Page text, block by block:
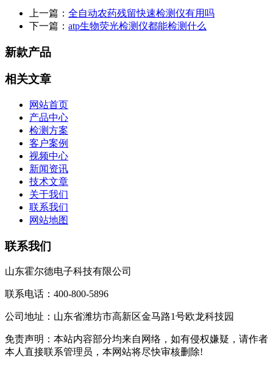
上一篇： 全自动农药残留快速检测仪有用吗
下一篇： atp生物荧光检测仪都能检测什么
新款产品
相关文章
网站首页
产品中心
检测方案
客户案例
视频中心
新闻资讯
技术文章
关于我们
联系我们
网站地图
联系我们
山东霍尔德电子科技有限公司
联系电话：400-800-5896
公司地址：山东省潍坊市高新区金马路1号欧龙科技园
免责声明：本站内容部分均来自网络，如有侵权嫌疑，请作者
本人直接联系管理员，本网站将尽快审核删除!